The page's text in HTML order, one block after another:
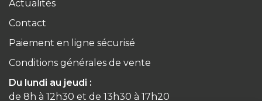
Actualités
Contact
Paiement en ligne sécurisé
Conditions générales de vente
Du lundi au jeudi :
de 8h à 12h30 et de 13h30 à 17h20